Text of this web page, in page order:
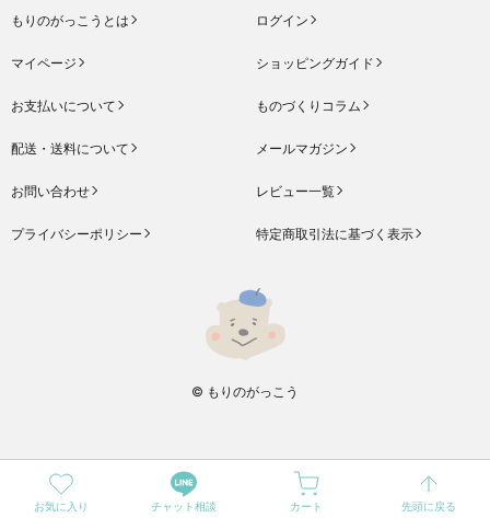
もりのがっこうとは ログイン
マイページ ショッピングガイド
お支払いについて ものづくりコラム
配送・送料について メールマガジン
お問い合わせ レビュー一覧
プライバシーポリシー 特定商取引法に基づく表示
© もりのがっこう
お気に入り チャット相談 カート 先頭に戻る